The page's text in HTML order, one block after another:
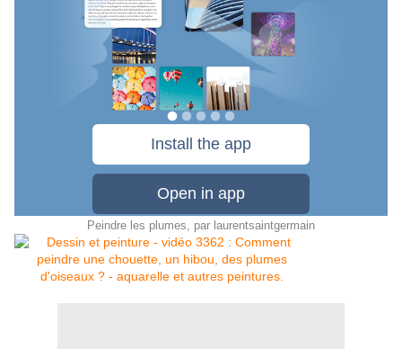
Peindre les plumes, par laurentsaintgermain